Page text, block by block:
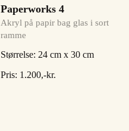
Paperworks 4
Akryl på papir bag glas i sort
ramme
Størrelse: 24 cm x 30 cm
Pris: 1.200,-kr.